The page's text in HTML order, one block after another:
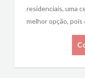
residenciais, uma
melhor opção, pois